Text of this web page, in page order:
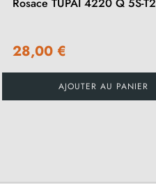
28,00 €
AJOUTER AU PANIER